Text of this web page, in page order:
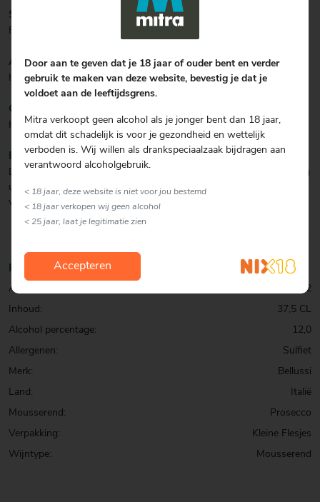
SMAAK
Fris, levendig, verleidelijk met een aangename fijne mousse.
AFDRONK
Heerlijk droog en opwekkend.
CULINAIR/ COCKTAIL
Heerlijk om als aperitief van te genieten!
BIJZONDERHEDEN
De Cuvée Prestige Brut is gemaakt van pinot noir druiven afkomstig
uit Oltrepò, een gebied in Lombardije, dat beroemd is om zijn
verfijnde pinot noir's.
Productinformatie
Artikelcode:
0001052322
Inhoud:
37,5 CL
Alcohol percentage:
12,0
Allergenen:
Sulfiet
Merk:
Bellussi
Land:
Italië
Mousserend:
Prosecco
Verpakking:
Kleine Flesjes
Wijntype:
Mousserend
Door aan te geven dat je 18 jaar of ouder bent en verder
gebruik te maken van deze website, bevestig je dat je
voldoet aan de leeftijdsgrens.
Mitra verkoopt geen alcohol als je jonger bent dan 18 jaar,
omdat dit schadelijk is voor je gezondheid en wettelijk
verboden is. Wij willen als drankspeciaalzaak bijdragen aan
verantwoord alcoholgebruik.
< 18 jaar, deze website is niet voor jou bestemd
< 18 jaar verkopen wij geen alcohol
< 25 jaar, laat je legitimatie zien
Accepteren